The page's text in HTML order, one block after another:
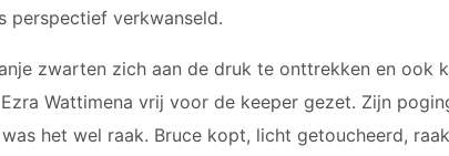
perspectief verkwanseld.
zwarten zich aan de druk te onttrekken en ook
Wattimena vrij voor de keeper gezet. Zijn
het wel raak. Bruce kopt, licht getoucheerd,